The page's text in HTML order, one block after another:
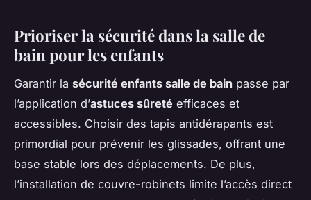
Prioriser la sécurité dans la salle de
bain pour les enfants
Garantir la sécurité enfants salle de bain passe par
l’application d’astuces sûreté efficaces et
accessibles. Choisir des tapis antidérapants est
primordial pour prévenir les glissades, offrant une
base stable lors des déplacements. De plus,
l’installation de couvre-robinets limite l’accès direct